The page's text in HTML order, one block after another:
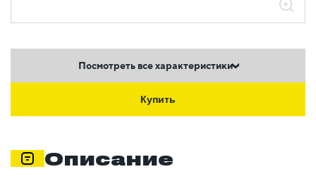
Посмотреть все характеристики
Купить
Описание